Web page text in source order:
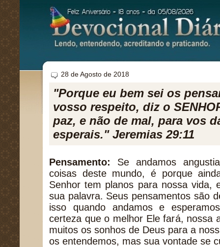
28 de Agosto de 2018
"Porque eu bem sei os
vosso respeito, diz o
paz, e não de mal, para vos
esperais." Jeremias 29:11
Pensamento: Se andamos
coisas deste mundo, é porque
Senhor tem planos para nossa vida,
sua palavra. Seus pensamentos são
isso quando andamos e
certeza que o melhor Ele fará, nossa
muitos os sonhos de Deus para a
os entendemos, mas sua vontade se